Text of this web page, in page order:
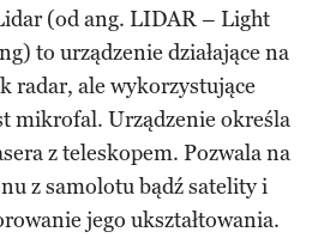
(od ang. LIDAR – Light
to urządzenie działające na
radar, ale wykorzystujące
mikrofal. Urządzenie określa
z teleskopem. Pozwala na
z samolotu bądź satelity i
jego ukształtowania.